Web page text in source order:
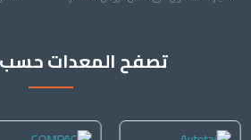
تصفح المعدات حسب